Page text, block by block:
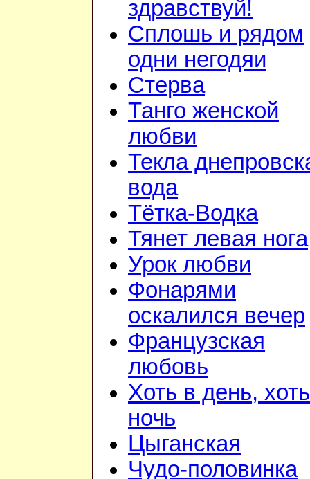
здравствуй!
Сплошь и рядом
одни негодяи
Стерва
Танго женской
любви
Текла
вода
Тётка-Водка
Тянет левая нога
Урок любви
Фонарями
оскалился вечер
Французская
любовь
Хоть в день,
ночь
Цыганская
Чудо-половинка